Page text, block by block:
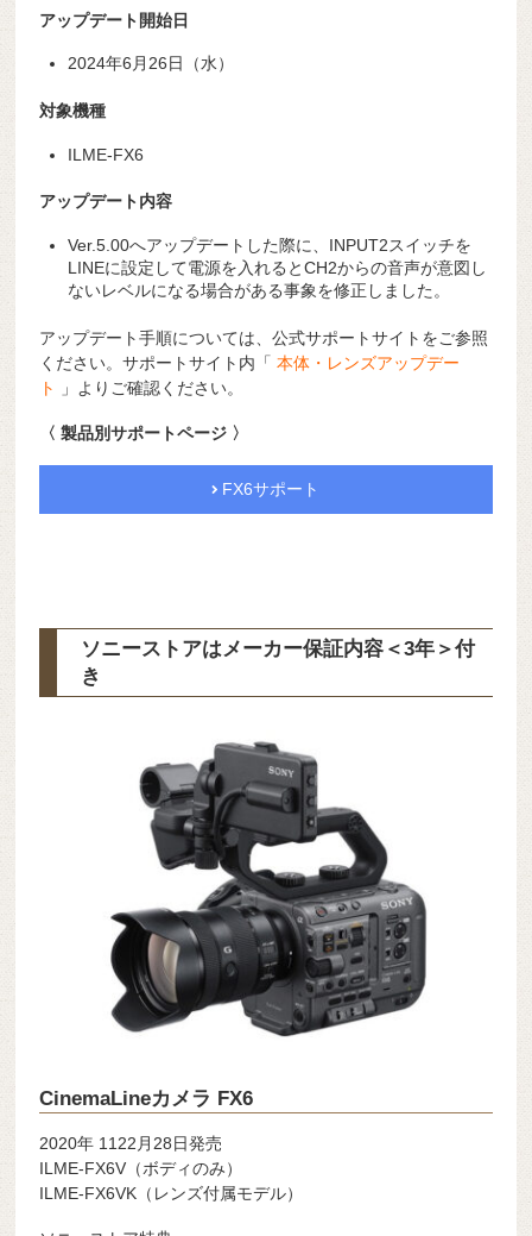
アップデート開始日
2024年6月26日（水）
対象機種
ILME-FX6
アップデート内容
Ver.5.00へアップデートした際に、INPUT2スイッチを
LINEに設定して電源を入れるとCH2からの音声が意図し
ないレベルになる場合がある事象を修正しました。
アップデート手順については、公式サポートサイトをご参照
ください。サポートサイト内「本体・レンズアップデー
ト
」よりご確認ください。
〈 製品別サポートページ 〉
FX6サポート
ソニーストアはメーカー保証内容 ＜3年＞付
き
CinemaLineカメラ FX6
2020年 1122月28日発売
ILME-FX6V（ボディのみ）
ILME-FX6VK（レンズ付属モデル）